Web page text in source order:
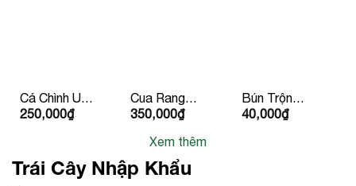
Cá Chình Um
Chuối 2
250,000₫
Cua Rang
Me
350,000₫
Bún Trộn
Chay
40,000₫
Xem thêm
Trái Cây Nhập Khẩu